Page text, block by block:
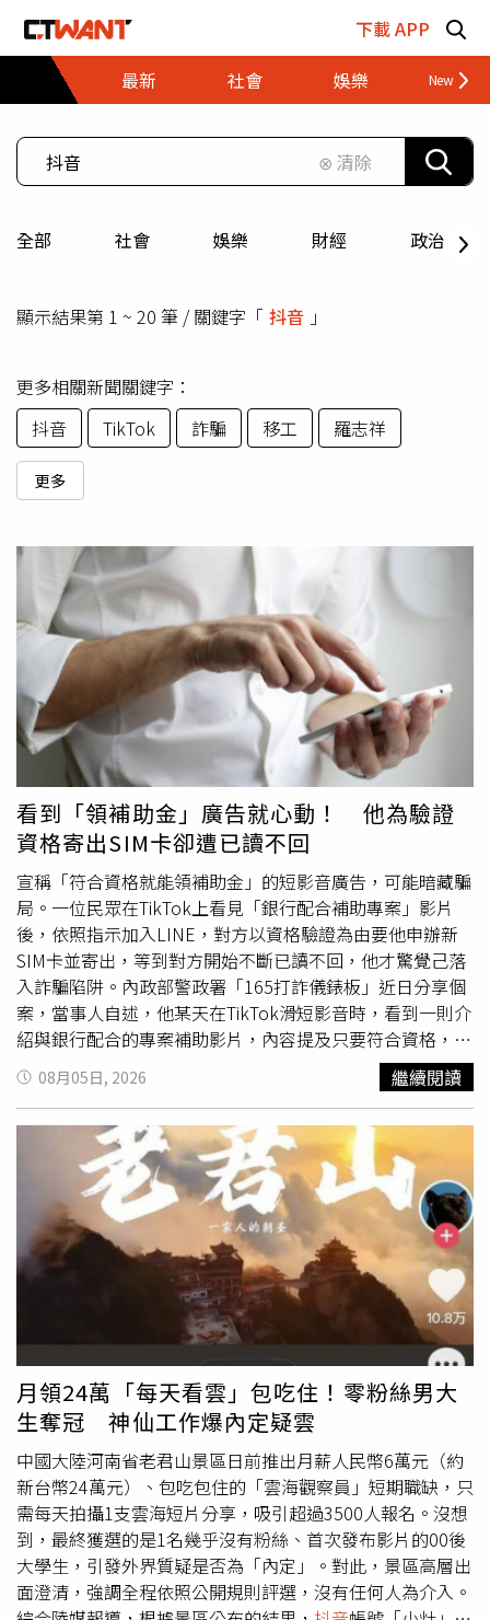
下載 APP
最新
社會 娛樂 財經
⊗ 清除
全部 社會 娛樂 財經 政治
顯示結果第 1 ~ 20 筆 / 關鍵字「 抖音 」
更多相關新聞關鍵字：
抖音
TikTok 詐騙 移工 羅志祥
更多
看到「領補助金」廣告就心動！ 他為驗證
資格寄出SIM卡卻遭已讀不回
宣稱「符合資格就能領補助金」的短影音廣告，可能暗藏騙
局。一位民眾在TikTok上看見「銀行配合補助專案」影片
後，依照指示加入LINE，對方以資格驗證為由要他申辦新
SIM卡並寄出，等到對方開始不斷已讀不回，他才驚覺己落
入詐騙陷阱。內政部警政署「165打詐儀錶板」近日分享個
案，當事人自述，他某天在TikTok滑短影音時，看到一則介
紹與銀行配合的專案補助影片，內容提及只要符合資格，就
能申請到一筆補助金，而自己恰好手頭也不寬裕，因此想了
解可申請哪些補助項目，隨即點進影片查看。當事人表示，
看完影片介紹後，他透過抖音聊天功能與對方聯繫，詢問申
請細節，對方回覆有專人可以協助辦理，多數人按照流程配
合，都能順利申請到補助金，而對方也要他加入LINE帳
號，表示後續申請程序都會由客服專員協助。當事人指出，
加入LINE帳號後，客服向他說明，補助金核撥需要經由國
際銀行進行資格驗證，銀行端將會透過電話與他聯繫，但因
為他目前的門號無法配合驗證，必須先申辦一張全新SIM
卡，才能跨出審核第一步。當事人提到，他照著對方的指
示，在某電信門市辦妥新SIM卡，立即回報對方，希望進入
下一階段的審核，結果對方又說道，為了方便銀行作業，需
要他將SIM卡暫時寄給對方，由公司統一處理後續驗證程
序，等補助核准就會寄還給他。當事人說，當下他沒有多
想，又依對方要求透過交貨便寄出SIM，起初他每隔幾天會
主動詢問追蹤進度，後來卻遲遲沒有下文，對方更開始已讀
不回，而他越想越不對勁，趕緊上網搜尋相關資訊，才發現
自己掉入詐騙集團設計好的騙局中。對此，「165打詐儀錶
板」也列出4招防詐小撇步：1、政府補助均有正式申請管
道，不會透過TikTok、LINE等社群平台私下辦理。2、任何
補助審核相關業務，都不會要求民眾另外申辦手機SIM卡。
08月05日, 2026 繼續閱讀
月領24萬「每天看雲」包吃住！零粉絲男大
生奪冠 神仙工作爆內定疑雲
中國大陸河南省老君山景區日前推出月薪人民幣6萬元（約
新台幣24萬元）、包吃包住的「雲海觀察員」短期職缺，只
需每天拍攝1支雲海短片分享，吸引超過3500人報名。沒想
到，最終獲選的是1名幾乎沒有粉絲、首次發布影片的00後
大學生，引發外界質疑是否為「內定」。對此，景區高層出
面澄清，強調全程依照公開規則評選，沒有任何人為介入。